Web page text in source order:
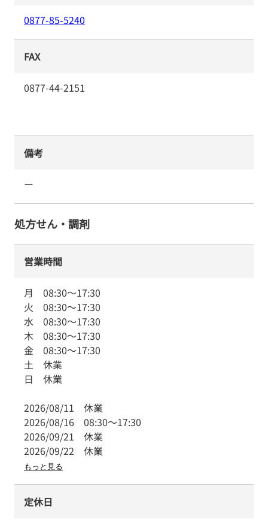
0877-85-5240
FAX
0877-44-2151
備考
ー
処方せん・調剤
営業時間
月 08:30～17:30
火 08:30～17:30
水 08:30～17:30
木 08:30～17:30
金 08:30～17:30
土 休業
日 休業
2026/08/11 休業
2026/08/16 08:30～17:30
2026/09/21 休業
2026/09/22 休業
もっと見る
定休日